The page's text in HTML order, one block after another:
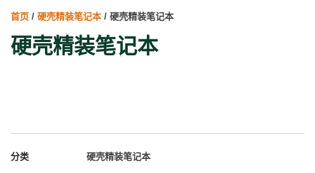
首页 / 硬壳精装笔记本 / 硬壳精装笔记本
硬壳精装笔记本
分类 硬壳精装笔记本